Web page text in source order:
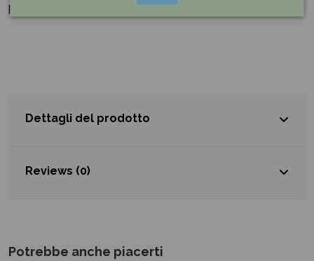
prodotti esclusivi e d'impatto.
Dettagli del prodotto
Reviews (0)
Potrebbe anche piacerti